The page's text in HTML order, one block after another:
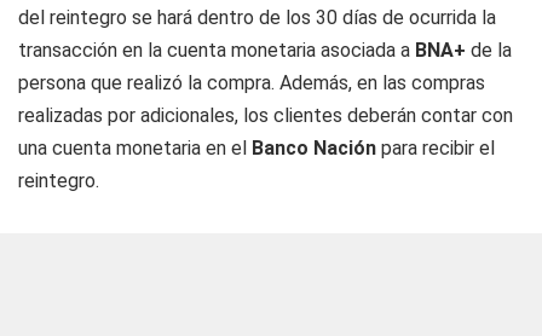
del reintegro se hará dentro de los 30 días de ocurrida la
transacción en la cuenta monetaria asociada a BNA+ de la
persona que realizó la compra. Además, en las compras
realizadas por adicionales, los clientes deberán contar con
una cuenta monetaria en el Banco Nación para recibir el
reintegro.